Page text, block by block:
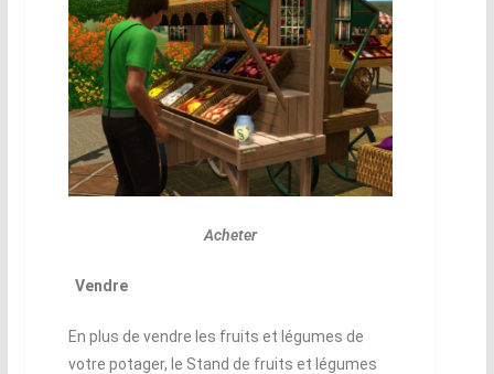
Acheter
Vendre
En plus de vendre les fruits et légumes de
votre potager, le Stand de fruits et légumes